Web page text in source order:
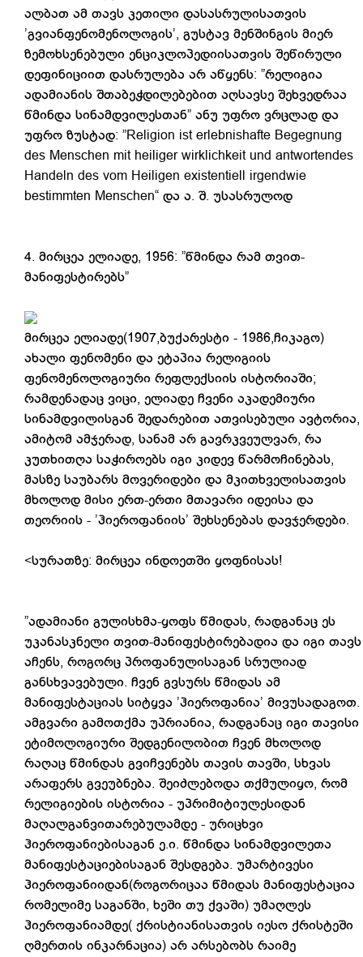
ალბათ ამ თავს კეთილი დასასრულისათვის
’გვიანფენომენოლოგის’, გუსტავ მენშინგის მიერ
ზემოხსენებული ენციკლოპედიისათვის შეწირული
დეფინიციით დასრულება არ აწყენს: ”რელიგია
ადამიანის შთაბეჭდილებებით აღსავსე შეხვედრაა
წმინდა სინამდვილესთან” ანუ უფრო ვრცლად და
უფრო ზუსტად: ”Religion ist erlebnishafte Begegnung
des Menschen mit heiliger wirklichkeit und antwortendes
Handeln des vom Heiligen existentiell irgendwie
bestimmten Menschen“ და ა. შ. უსასრულოდ
4. მირცეა ელიადე, 1956: ”წმინდა რამ თვით-
მანიფესტირებს”
მირცეა ელიადე(1907,ბუქარესტი - 1986,ჩიკაგო)
ახალი ფენომენი და ეტაპია რელიგიის
ფენომენოლოგიური რეფლექსიის ისტორიაში;
რამდენადაც ვიცი, ელიადე ჩვენი აკადემიური
სინამდვილისგან შედარებით ათვისებული ავტორია,
ამიტომ ამჯერად, სანამ არ გავრკვეულვარ, რა
კუთხითღა საჭიროებს იგი კიდევ წარმოჩინებას,
მასზე საუბარს მოვერიდები და მკითხველისათვის
მხოლოდ მისი ერთ-ერთი მთავარი იდეისა და
თეორიის - ’ჰიეროფანიის’ შეხსენებას დავჯერდები.
<სურათზე: მირცეა ინდოეთში ყოფნისას!
”ადამიანი გულისხმა-ყოფს წმიდას, რადგანაც ეს
უკანასკნელი თვით-მანიფესტირებადია და იგი თავს
აჩენს, როგორც პროფანულისაგან სრულიად
განსხვავებული. ჩვენ გვსურს წმიდას ამ
მანიფესტაციას სიტყვა ’ჰიეროფანია’ მივუსადაგოთ.
ამგვარი გამოთქმა უპრიანია, რადგანაც იგი თავისი
ეტიმოლოგიური შედგენილობით ჩვენ მხოლოდ
რაღაც წმინდას გვიჩვენებს თავის თავში, სხვას
არაფერს გვეუბნება. შეიძლებოდა თქმულიყო, რომ
რელიგიების ისტორია - უპრიმიტიულესიდან
მაღალგანვითარებულამდე - ურიცხვი
ჰიეროფანიებისაგან ე.ი. წმინდა სინამდვილეთა
მანიფესტაციებისაგან შესდგება. უმარტივესი
ჰიეროფანიიდან(როგორიცაა წმიდას მანიფესტაცია
რომელიმე საგანში, ხეში თუ ქვაში) უმაღლეს
ჰიეროფანიამდე( ქრისტიანისათვის იესო ქრისტეში
ღმერთის ინკარნაცია) არ არსებობს რაიმე